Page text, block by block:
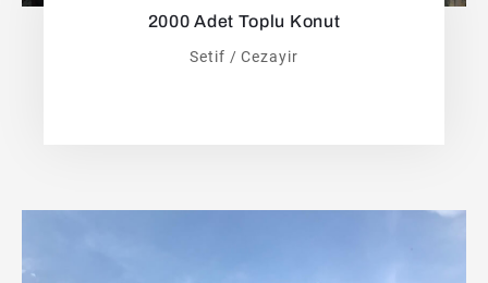
2000 Adet Toplu Konut
Setif / Cezayir